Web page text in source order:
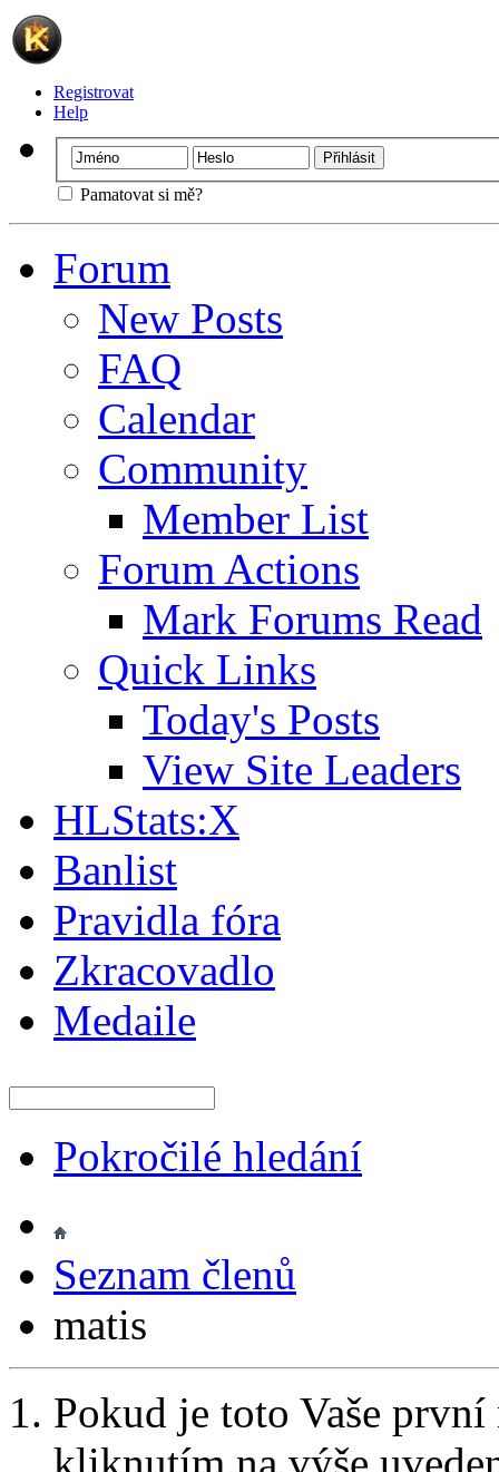
Registrovat
Help
Pamatovat si mě?
Forum
New Posts
FAQ
Calendar
Community
Member List
Forum Actions
Mark Forums Read
Quick Links
Today's Posts
View Site Leaders
HLStats:X
Banlist
Pravidla fóra
Zkracovadlo
Medaile
Pokročilé hledání
Seznam členů
matis
Pokud je toto Vaše